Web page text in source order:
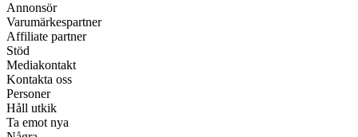
Annonsör
Varumärkespartner
Affiliate partner
Stöd
Mediakontakt
Kontakta oss
Personer
Håll utkik
Ta emot nya